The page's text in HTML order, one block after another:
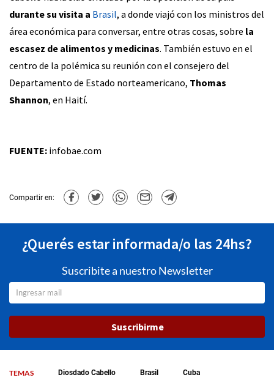
durante su visita a Brasil, a donde viajó con los ministros del
área económica para conversar, entre otras cosas, sobre la
escasez de alimentos y medicinas. También estuvo en el
centro de la polémica su reunión con el consejero del
Departamento de Estado norteamericano, Thomas
Shannon, en Haití.
FUENTE: infobae.com
Compartir en:
¿Querés estar informada/o las 24hs?
Suscribite a nuestro Newsletter
Suscribirme
TEMAS Diosdado Cabello Brasil
Cuba